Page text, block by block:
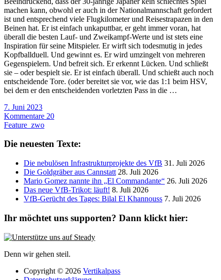
machen kann, obwohl er auch in der Nationalmannschaft gefordert
ist und entsprechend viele Flugkilometer und Reisestrapazen in den
Beinen hat. Er ist einfach unkaputtbar, er geht immer voran, hat
überall die besten Lauf- und Zweikampf-Werte und ist stets eine
Inspiration für seine Mitspieler. Er wirft sich todesmutig in jedes
Kopfballduell. Und gewinnt es. Er wird umzingelt von mehreren
Gegenspielern. Und befreit sich. Er erkennt Lücken. Und schließt
sie – oder bespielt sie. Er ist einfach überall. Und schießt auch noch
entscheidende Tore. (oder bereitet sie vor, wie das 1:1 beim HSV,
bei dem er den entscheidenden vorletzten Pass in die …
7. Juni 2023
Kommentare 20
Feature_zwo
Die neuesten Texte:
Die nebulösen Infrastrukturprojekte des VfB 31. Juli 2026
Die Goldgräber aus Cannstatt 28. Juli 2026
Mario Gomez nannte ihn „El Commandante“ 26. Juli 2026
Das neue VfB-Trikot: läuft! 8. Juli 2026
VfB-Gerücht des Tages: Bilal El Khannouss 7. Juli 2026
Ihr möchtet uns supporten? Dann klickt hier:
Denn wir gehen steil.
Copyright © 2026 Vertikalpass